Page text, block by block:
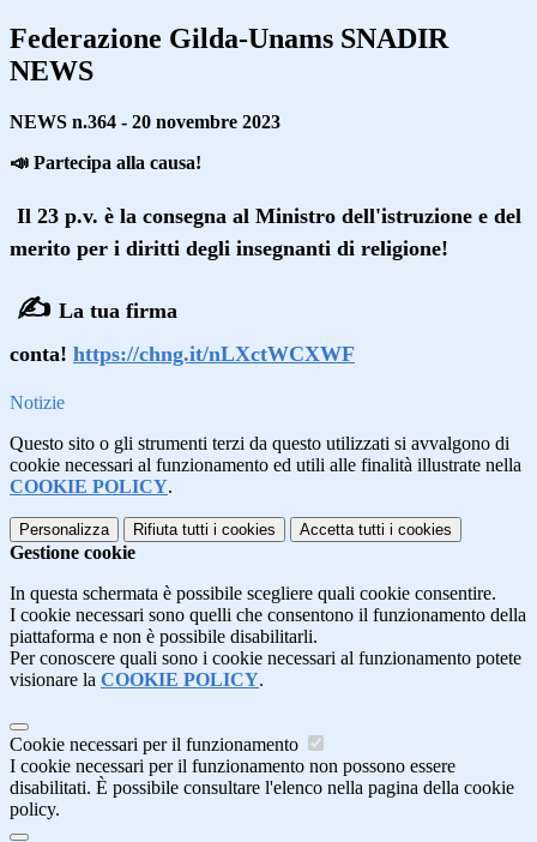
Federazione Gilda-Unams SNADIR
NEWS
NEWS n.364 - 20 novembre 2023
📣 Partecipa alla causa!
Il 23 p.v. è la consegna al Ministro dell'istruzione e del
merito per i diritti degli insegnanti di religione!
✍ La tua firma
conta! https://chng.it/nLXctWCXWF
Notizie
Questo sito o gli strumenti terzi da questo utilizzati si avvalgono di
cookie necessari al funzionamento ed utili alle finalità illustrate nella
COOKIE POLICY.
Personalizza Rifiuta tutti i cookies Accetta tutti i cookies
Gestione cookie
In questa schermata è possibile scegliere quali cookie consentire.
I cookie necessari sono quelli che consentono il funzionamento della
piattaforma e non è possibile disabilitarli.
Per conoscere quali sono i cookie necessari al funzionamento potete
visionare la COOKIE POLICY.
Cookie necessari per il funzionamento
I cookie necessari per il funzionamento non possono essere
disabilitati. È possibile consultare l'elenco nella pagina della cookie
policy.